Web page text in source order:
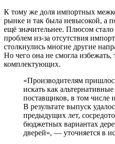
К тому же доля импортных
рынке и так была невысокой, а
ещё значительнее. Плюсом
проблем из-за отсутствия
столкнулись многие другие
Но чего она не смогла
комплектующих.
«Производителям
искать как
поставщиков, в том числе
В результате выпуск
предыдущих лет,
бюджетных вариантах
дверей», — уточняется в